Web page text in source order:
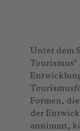
Unter dem
Tourismus"
Formen,
der
annimmt,